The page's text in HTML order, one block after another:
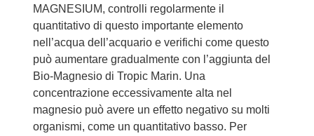
MAGNESIUM, controlli regolarmente il
quantitativo di questo importante elemento
nell’acqua dell’acquario e verifichi come questo
può aumentare gradualmente con l’aggiunta del
Bio-Magnesio di Tropic Marin. Una
concentrazione eccessivamente alta nel
magnesio può avere un effetto negativo su molti
organismi, come un quantitativo basso. Per